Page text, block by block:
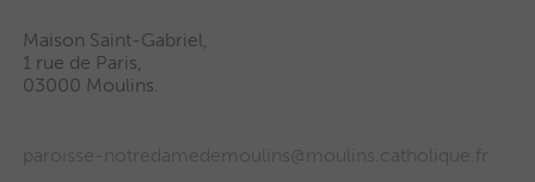
Maison Saint-Gabriel,
1 rue de Paris,
03000 Moulins.
paroisse-notredamedemoulins@moulins.catholique.fr